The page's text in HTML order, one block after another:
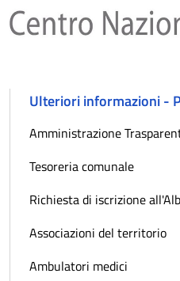
Ulteriori informazioni -
Amministrazione
Tesoreria comunale
Richiesta di iscrizione
Associazioni del territorio
Ambulatori medici